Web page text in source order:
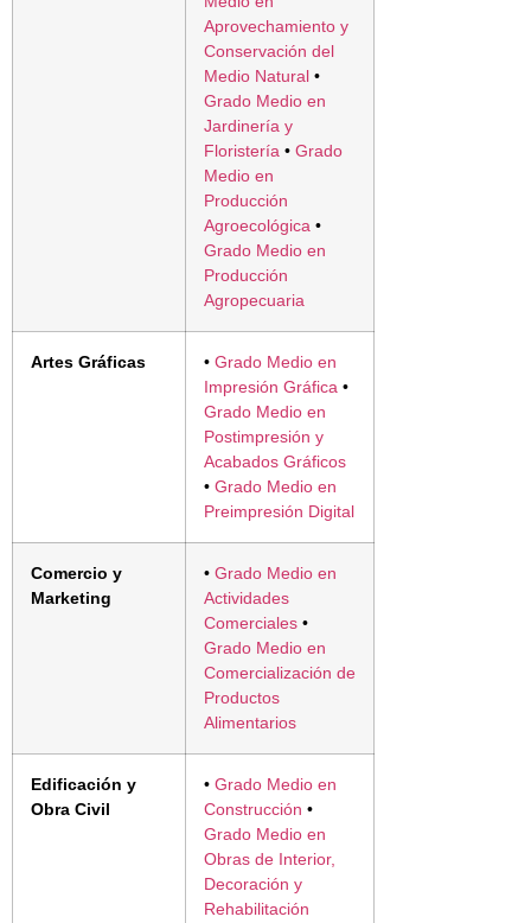
Aprovechamiento y
Conservación del
Medio Natural •
Grado Medio en
Jardinería y
Floristería • Grado
Medio en
Producción
Agroecológica •
Grado Medio en
Producción
Agropecuaria
Artes Gráficas • Grado Medio en
Impresión Gráfica •
Grado Medio en
Postimpresión y
Acabados Gráficos
• Grado Medio en
Preimpresión Digital
Comercio y
Marketing
• Grado Medio en
Actividades
Comerciales •
Grado Medio en
Comercialización de
Productos
Alimentarios
Edificación y
Obra Civil
• Grado Medio en
Construcción •
Grado Medio en
Obras de Interior,
Decoración y
Rehabilitación